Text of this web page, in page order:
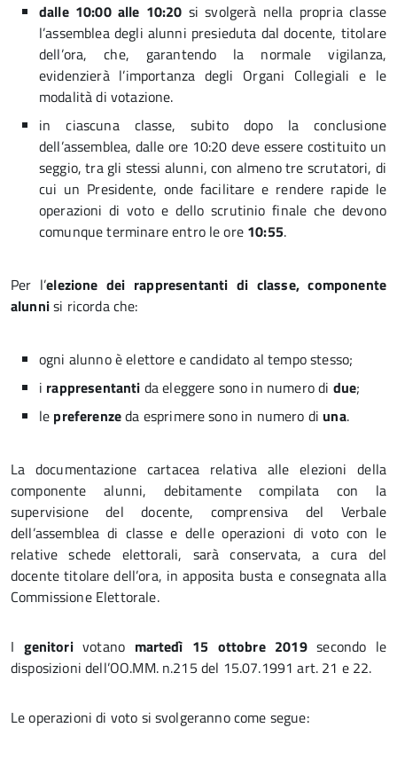
dalle 10:00 alle 10:20 si svolgerà nella propria classe
l’assemblea degli alunni presieduta dal docente, titolare
dell’ora, che, garantendo la normale vigilanza,
evidenzierà l’importanza degli Organi Collegiali e le
modalità di votazione.
in ciascuna classe, subito dopo la conclusione
dell’assemblea, dalle ore 10:20 deve essere costituito un
seggio, tra gli stessi alunni, con almeno tre scrutatori, di
cui un Presidente, onde facilitare e rendere rapide le
operazioni di voto e dello scrutinio finale che devono
comunque terminare entro le ore 10:55.
Per l’elezione dei rappresentanti di classe, componente
alunnisi ricorda che:
ogni alunno è elettore e candidato al tempo stesso;
i rappresentanti da eleggere sono in numero di due;
le preferenzeda esprimere sono in numero di una.
La documentazione cartacea relativa alle elezioni della
componente alunni, debitamente compilata con la
supervisione del docente, comprensiva del Verbale
dell’assemblea di classe e delle operazioni di voto con le
relative schede elettorali, sarà conservata, a cura del
docente titolare dell’ora, in apposita busta e consegnata alla
Commissione Elettorale.
I genitorivotano martedì 15 ottobre 2019secondo le
disposizioni dell’OO.MM. n.215 del 15.07.1991 art. 21 e 22.
Le operazioni di voto si svolgeranno come segue: